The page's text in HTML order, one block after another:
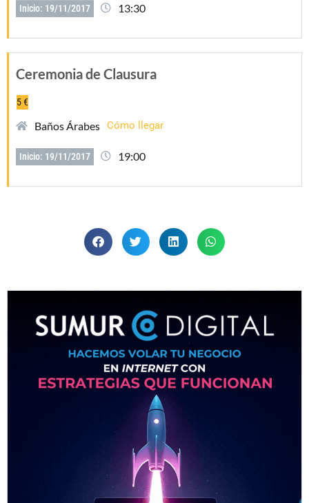
Inicio: 19/11/2017 13:30
Ceremonia de Clausura
5 €
Baños Árabes Cómo llegar
Inicio: 19/11/2017 19:00